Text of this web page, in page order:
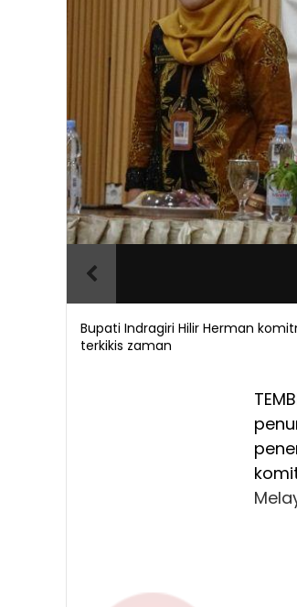
Bupati Indragiri Hilir Herman
terkikis zaman